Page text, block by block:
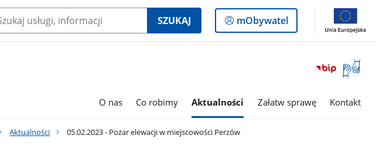
SZUKAJ
Logowanie
do
mObywatel
Otwórz
okno
O nas Co robimy Aktualności Załatw sprawę Kontakt
Aktualności 05.02.2023 - Pożar elewacji w miejscowości Perzów